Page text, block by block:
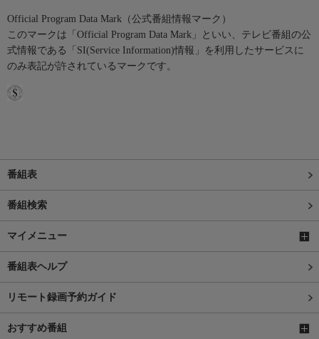
Official Program Data Mark（公式番組情報マーク）
このマークは「Official Program Data Mark」といい、テレビ番組の公
式情報である「SI(Service Information)情報」を利用したサービスに
のみ表記が許されているマークです。
番組表
番組検索
マイメニュー
番組表ヘルプ
リモート録画予約ガイド
おすすめ番組